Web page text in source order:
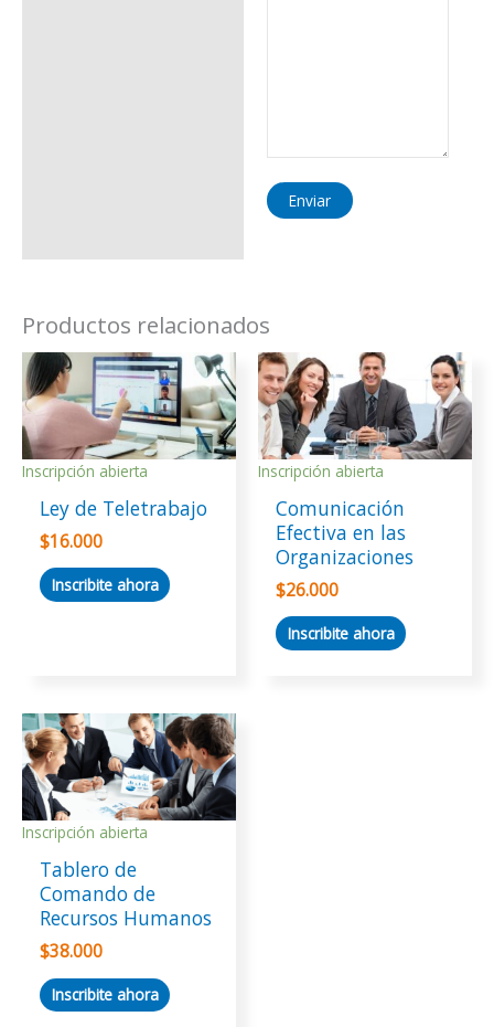
Productos relacionados
Inscripción abierta
Ley de Teletrabajo
$16.000
Inscribite ahora
Inscripción abierta
Comunicación
Efectiva en las
Organizaciones
$26.000
Inscribite ahora
Inscripción abierta
Tablero de
Comando de
Recursos Humanos
$38.000
Inscribite ahora